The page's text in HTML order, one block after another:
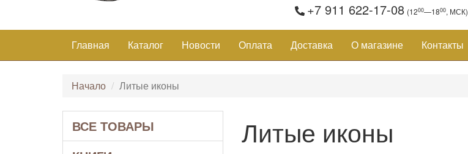
+7 911 622-17-08 (1200—1800, МСК)
Главная Каталог Новости Оплата Доставка О магазине Контакты
Начало Литые иконы
ВСЕ ТОВАРЫ
Литые иконы